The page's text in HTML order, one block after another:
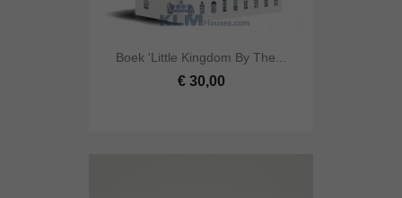
Boek 'Little Kingdom By The...
€ 30,00